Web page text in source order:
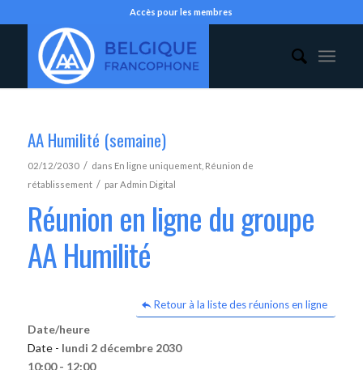
Accès pour les membres
AA Humilité (semaine)
02/12/2030 / dans En ligne uniquement, Réunion de
rétablissement / parAdmin Digital
Réunion en ligne du groupe
AA Humilité
Retour à la liste des réunions en ligne
Date/heure
Date - lundi 2 décembre 2030
10:00 - 12:00